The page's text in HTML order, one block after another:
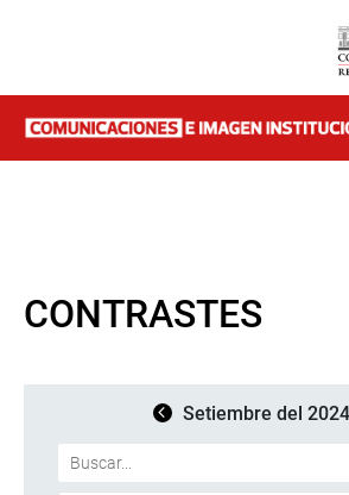
CONTRASTES
Setiembre del 2024